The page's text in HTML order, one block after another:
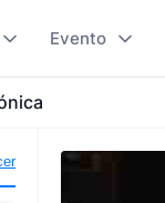
Evento